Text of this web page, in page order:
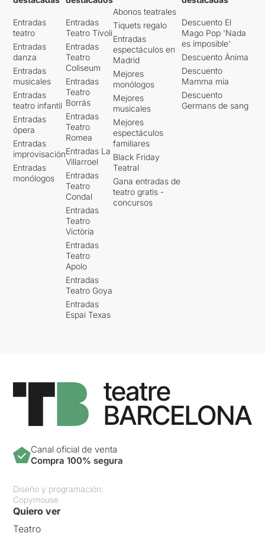
Entradas
teatro
Entradas
danza
Entradas
musicales
Entradas
teatro infantil
Entradas
ópera
Entradas
improvisación
Entradas
monólogos
Entradas
Teatro Tívoli
Entradas
Teatro
Coliseum
Entradas
Teatro
Borrás
Entradas
Teatro
Romea
Entradas La
Villarroel
Entradas
Teatro
Condal
Entradas
Teatro
Victòria
Entradas
Teatro
Apolo
Entradas
Teatro Goya
Entradas
Espai Texas
Abonos teatrales
Tiquets regalo
Entradas
espectáculos en
Madrid
Mejores
monólogos
Mejores
musicales
Mejores
espectáculos
familiares
Black Friday
Teatral
Gana entradas de
teatro gratis -
concursos
Descuento El
Mago Pop 'Nada
es imposible'
Descuento Ànima
Descuento
Mamma mia
Descuento
Germans de sang
Canal oficial de venta
Compra 100% segura
Diseño y programación:
Copymouse
Quiero ver
Teatro